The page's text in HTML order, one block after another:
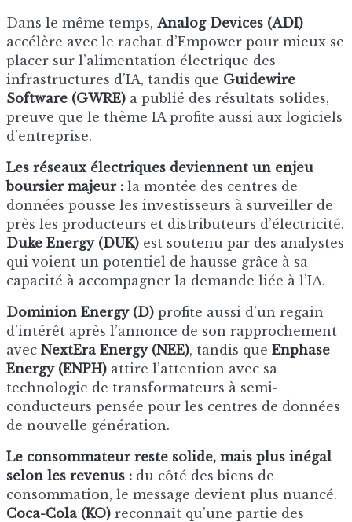
Dans le même temps, Analog Devices (ADI)
accélère avec le rachat d’Empower pour mieux se
placer sur l’alimentation électrique des
infrastructures d’IA, tandis que Guidewire
Software (GWRE) a publié des résultats solides,
preuve que le thème IA profite aussi aux logiciels
d’entreprise.
Les réseaux électriques deviennent un enjeu
boursier majeur : la montée des centres de
données pousse les investisseurs à surveiller de
près les producteurs et distributeurs d’électricité.
Duke Energy (DUK) est soutenu par des analystes
qui voient un potentiel de hausse grâce à sa
capacité à accompagner la demande liée à l’IA.
Dominion Energy (D) profite aussi d’un regain
d’intérêt après l’annonce de son rapprochement
avec NextEra Energy (NEE), tandis que Enphase
Energy (ENPH) attire l’attention avec sa
technologie de transformateurs à semi-
conducteurs pensée pour les centres de données
de nouvelle génération.
Le consommateur reste solide, mais plus inégal
selon les revenus : du côté des biens de
consommation, le message devient plus nuancé.
Coca-Cola (KO) reconnaît qu’une partie des